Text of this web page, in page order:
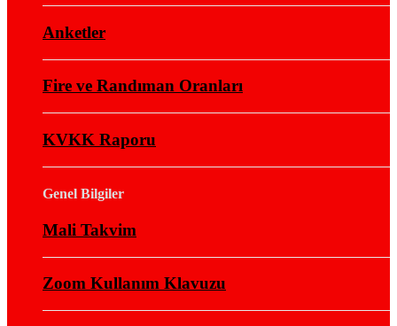
Anketler
Fire ve Randıman Oranları
KVKK Raporu
Genel Bilgiler
Mali Takvim
Zoom Kullanım Klavuzu